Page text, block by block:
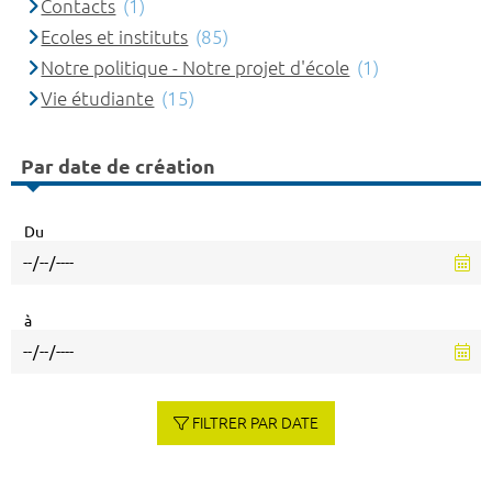
Contacts (1)
Ecoles et instituts (85)
Notre politique - Notre projet d'école (1)
Vie étudiante (15)
Par date de création
Du
à
FILTRER PAR DATE